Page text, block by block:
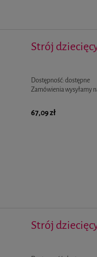
Strój
Dostępność:dostępne
Zamówienia wysyłamy
67,09 zł
Strój